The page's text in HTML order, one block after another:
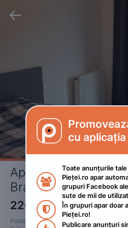

Apartament regim
Brasov
220 RON
Postat
2022. decembrie 13.
cu

Toate anunțurile
Pieței.ro apar
grupuri Facebook
sute de mii de

În grupuri apar doar
Pieței.ro!
Publicare anunțuri